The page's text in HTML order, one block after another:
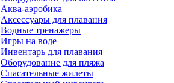
Аква-аэробика
Аксессуары для плавания
Водные тренажеры
Игры на воде
Инвентарь для плавания
Оборудование для пляжа
Спасательные жилеты